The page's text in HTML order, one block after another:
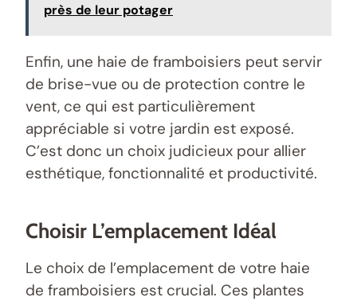
près de leur potager
Enfin, une haie de framboisiers peut servir
de brise-vue ou de protection contre le
vent, ce qui est particulièrement
appréciable si votre jardin est exposé.
C’est donc un choix judicieux pour allier
esthétique, fonctionnalité et productivité.
Choisir L’emplacement Idéal
Le choix de l’emplacement de votre haie
de framboisiers est crucial. Ces plantes